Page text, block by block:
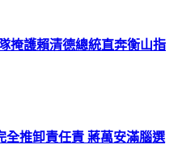
掩護賴清德總統直奔衡山指
全推卸責任責 蔣萬安滿腦選